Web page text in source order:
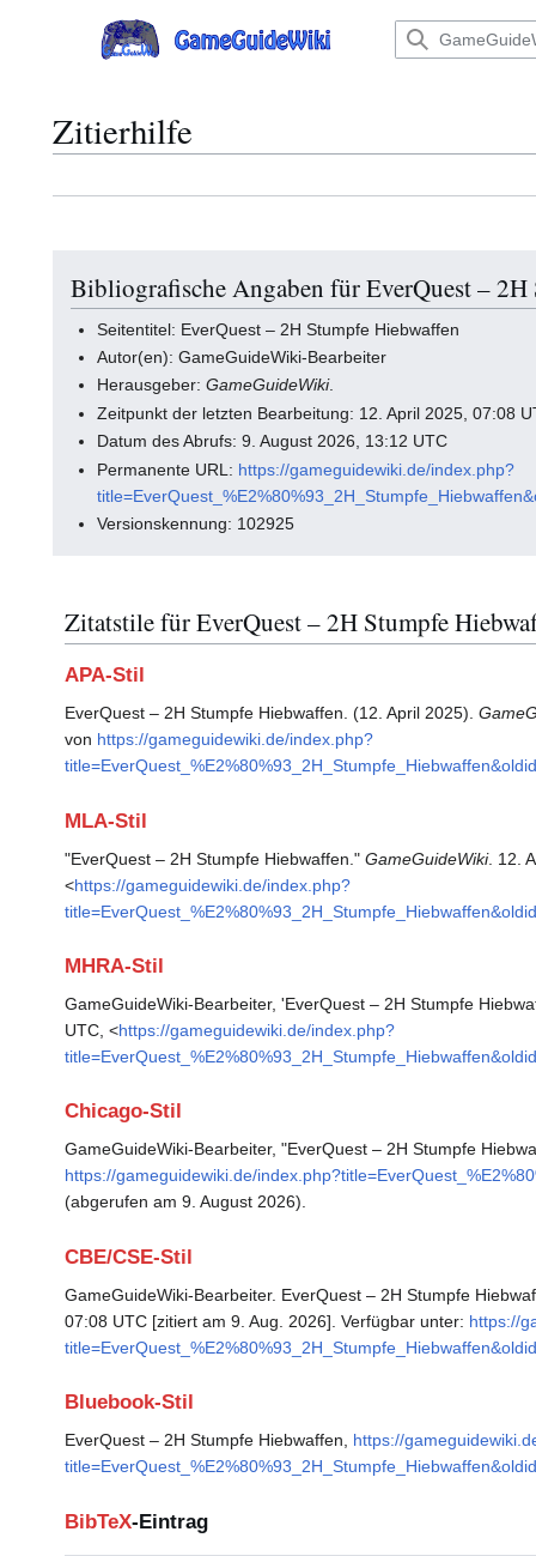
Hauptmenü
Zitierhilfe
Bibliografische Angaben für EverQuest – 2H
Seitentitel: EverQuest – 2H Stumpfe Hiebwaffen
Autor(en): GameGuideWiki-Bearbeiter
Herausgeber:GameGuideWiki.
Zeitpunkt der letzten Bearbeitung: 12. April 2025, 07:08
Datum des Abrufs: 9. August 2026, 13:12 UTC
Permanente URL: https://gameguidewiki.de/index.php?
Versionskennung: 102925
Zitatstile für EverQuest – 2H Stumpfe
APA-Stil
EverQuest – 2H Stumpfe Hiebwaffen. (12. April 2025).
von https://gameguidewiki.de/index.php?
MLA-Stil
"EverQuest – 2H Stumpfe Hiebwaffen." GameGuideWiki. 12.
<https://gameguidewiki.de/index.php?
MHRA-Stil
GameGuideWiki-Bearbeiter, 'EverQuest – 2H Stumpfe
UTC, <https://gameguidewiki.de/index.php?
Chicago-Stil
GameGuideWiki-Bearbeiter, "EverQuest – 2H Stumpfe
https://gameguidewiki.de/
(abgerufen am 9. August 2026).
CBE/CSE-Stil
GameGuideWiki-Bearbeiter. EverQuest – 2H Stumpfe
07:08 UTC [zitiert am 9. Aug. 2026]. Verfügbar unter: https://
Bluebook-Stil
EverQuest – 2H Stumpfe Hiebwaffen, https://
BibTeX-Eintrag